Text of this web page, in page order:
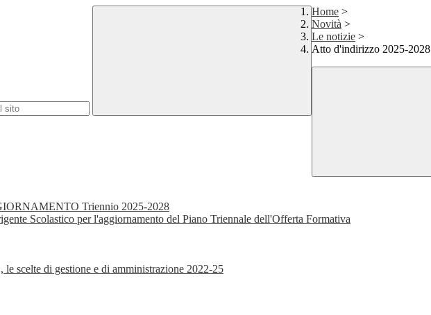
Home >
Novità >
Le notizie >
Atto d'indirizzo 2025-2028
Triennio 2025-2028
Scolastico per l'aggiornamento del Piano Triennale dell'Offerta Formativa
scelte di gestione e di amministrazione 2022-25